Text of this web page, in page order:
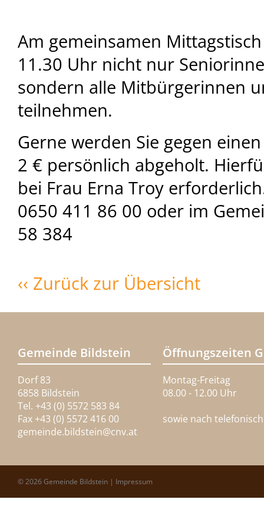
Am gemeinsamen
11.30 Uhr nicht nur
sondern alle Mitbürgerinnen
teilnehmen.
Gerne werden Sie gegen
2 € persönlich abgeholt.
bei Frau Erna Troy
0650 411 86 00 oder im
58 384
‹‹ Zurück zur Übersicht
Gemeinde Bildstein
Dorf 83
6858 Bildstein
Tel. +43 (0) 5572 583 84
Fax +43 (0) 5572 416 00
gemeinde.bildstein@cnv.at
Öffnungszeiten
Montag-Freitag
08.00 - 12.00 Uhr
sowie nach
© 2026 Gemeinde Bildstein | Impressum